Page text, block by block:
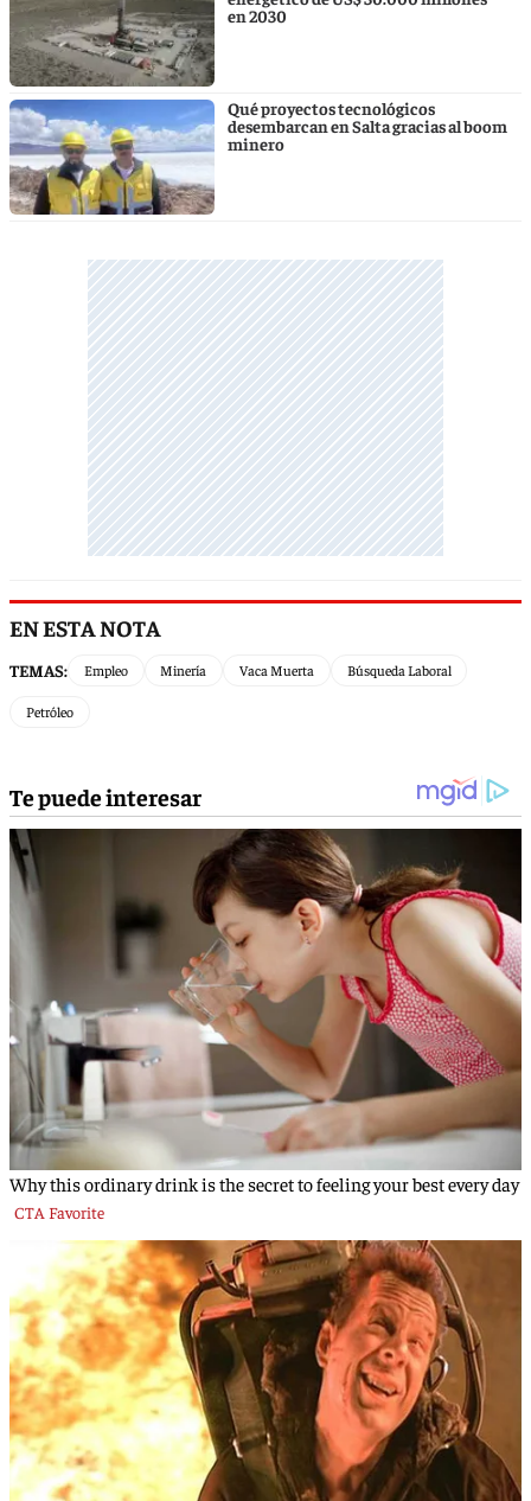
en 2030
Qué proyectos tecnológicos
desembarcan en Salta gracias al boom
minero
EN ESTA NOTA
TEMAS: Empleo Minería Vaca Muerta Búsqueda Laboral
Petróleo